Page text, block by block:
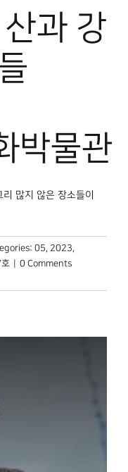
과 강
박물관
많지 않은 장소들이
05, 2023,
0 Comments